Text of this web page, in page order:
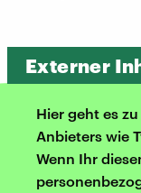
Externer
Hier geht es
Anbieters wie
Wenn Ihr